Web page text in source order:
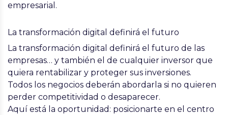
empresarial.
La transformación digital definirá el futuro
La transformación digital definirá el futuro de las
empresas… y también el de cualquier inversor que
quiera rentabilizar y proteger sus inversiones.
Todos los negocios deberán abordarla si no quieren
perder competitividad o desaparecer.
Aquí está la oportunidad: posicionarte en el centro